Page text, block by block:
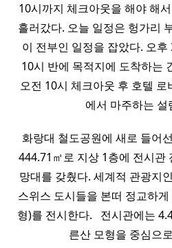
10시까지 체크아웃을 해야 해
흘러갔다. 오늘 일정은 헝가리
이 전부인 일정을 잡았다. 오후
10시 반에 목적지에 도착하는
오전 10시 체크아웃 후 호텔
에서 마주하는
화랑대 철도공원에 새로 들어
444.71㎡로 지상 1층에 전시관
망대를 갖췄다. 세계적 관광지
스위스 도시들을 본떠 정교하
형)를 전시한다. ​ ​ 전시관에는
른산 모형을 중심으